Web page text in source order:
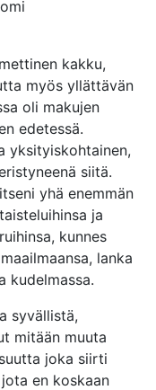
kakku,
myös yllättävän
oli makujen
edetessä.
yksityiskohtainen,
siitä.
yhä enemmän
ja
kunnes
lanka
kudelmassa.
syvällistä,
mitään muuta
joka siirti
en koskaan